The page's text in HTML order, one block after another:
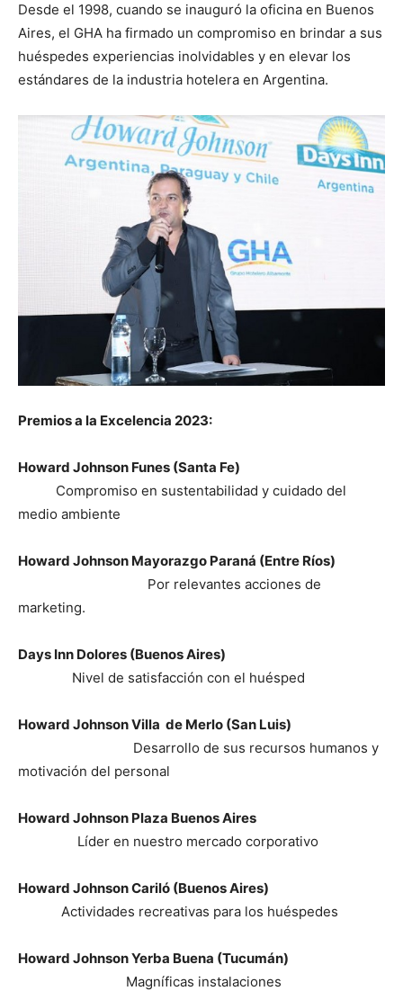
Desde el 1998, cuando se inauguró la oficina en Buenos
Aires, el GHA ha firmado un compromiso en brindar a sus
huéspedes experiencias inolvidables y en elevar los
estándares de la industria hotelera en Argentina.
Premios a la Excelencia 2023:
Howard Johnson Funes (Santa Fe)
Compromiso en sustentabilidad y cuidado del
medio ambiente
Howard Johnson Mayorazgo Paraná (Entre Ríos)
Por relevantes acciones de
marketing.
Days Inn Dolores (Buenos Aires)
Nivel de satisfacción con el huésped
Howard Johnson Villa de Merlo (San Luis)
Desarrollo de sus recursos humanos y
motivación del personal
Howard Johnson Plaza Buenos Aires
Líder en nuestro mercado corporativo
Howard Johnson Cariló (Buenos Aires)
Actividades recreativas para los huéspedes
Howard Johnson Yerba Buena (Tucumán)
Magníficas instalaciones